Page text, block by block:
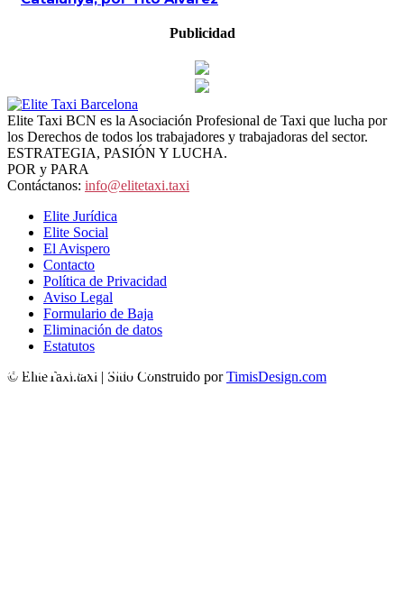
Salida Elite Social
Publicidad
Elite Taxi BCN es la Asociación Profesional de Taxi que lucha por
los Derechos de todos los trabajadores y trabajadoras del sector.
ESTRATEGIA, PASIÓN Y LUCHA.
POR y PARA
Contáctanos: info@elitetaxi.taxi
Elite Jurídica
Elite Social
El Avispero
Contacto
Política de Privacidad
Aviso Legal
Formulario de Baja
Eliminación de datos
Estatutos
© EliteTaxi.taxi | Sitio Construido porTimisDesign.com